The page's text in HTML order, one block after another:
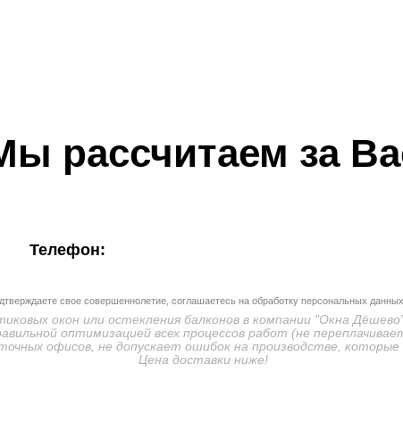
рассчитаем за
Телефон:
свое совершеннолетие, соглашаетесь на обработку персональных
окон или остекления балконов в компании "Окна
оптимизацией всех процессов работ (не
офисов, не допускает ошибок на производстве,
Цена доставки ниже!